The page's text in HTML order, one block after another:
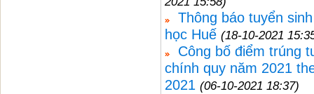
Thông báo tuyển
học Huế (18-10-2021
Công bố điểm trúng
chính quy năm 2021
2021 (06-10-2021 18:37)